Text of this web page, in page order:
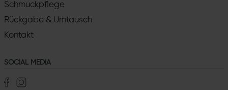
Schmuckpflege
Rückgabe & Umtausch
Kontakt
SOCIAL MEDIA